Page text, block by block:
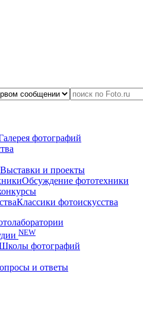
фотографий
Выставки и проекты
Обсуждение фототехники
Классики фотоискусства
NEW
фотографий
и ответы